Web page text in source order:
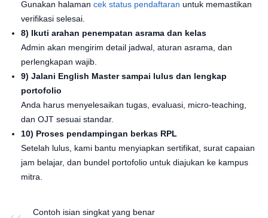
Gunakan halaman cek status pendaftaran untuk memastikan
verifikasi selesai.
8) Ikuti arahan penempatan asrama dan kelas
Admin akan mengirim detail jadwal, aturan asrama, dan
perlengkapan wajib.
9) Jalani English Master sampai lulus dan lengkap
portofolio
Anda harus menyelesaikan tugas, evaluasi, micro-teaching,
dan OJT sesuai standar.
10) Proses pendampingan berkas RPL
Setelah lulus, kami bantu menyiapkan sertifikat, surat capaian
jam belajar, dan bundel portofolio untuk diajukan ke kampus
mitra.
Contoh isian singkat yang benar